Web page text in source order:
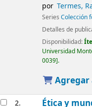
por Termes,
Series Colección
Detalles de
Disponibilidad:
Universidad
0039 .
2. Ética y